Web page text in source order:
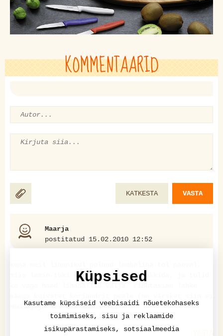
KOMMENTAARID
KATKESTA VASTA
Maarja
postitatud 15.02.2010 12:52
siis lasin tüki veist endale ära hakkida, ja tulid
ka väga hääd lihapallid välja. riputasime lahke
müüda) ja see kah mõnus oli.
Küpsised
Kasutame küpsiseid veebisaidi nõuetekohaseks
toimimiseks, sisu ja reklaamide
isikupärastamiseks, sotsiaalmeedia